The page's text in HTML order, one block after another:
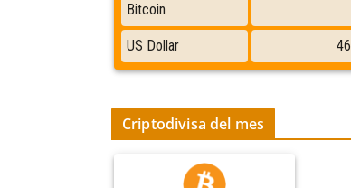
Criptodivisa del mes